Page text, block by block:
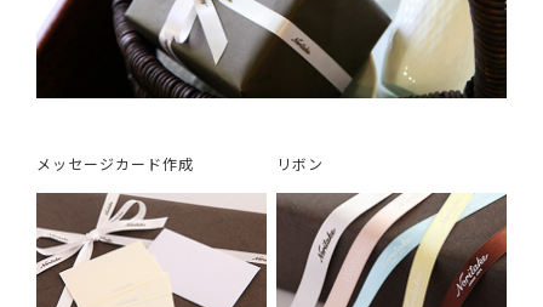
メッセージカード作成 リボン